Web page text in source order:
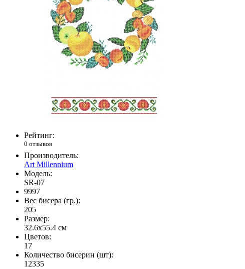
Рейтинг:
0 отзывов
Производитель:
Art Millennium
Модель:
SR-07
9997
Вес бисера (гр.):
205
Размер:
32.6x55.4 см
Цветов:
17
Количество бисерин (шт):
12335